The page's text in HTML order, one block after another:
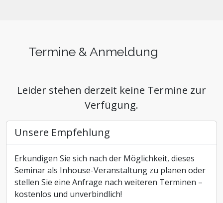
Termine & Anmeldung
Leider stehen derzeit keine Termine zur
Verfügung.
Unsere Empfehlung
Erkundigen Sie sich nach der Möglichkeit, dieses
Seminar als Inhouse-Veranstaltung zu planen oder
stellen Sie eine Anfrage nach weiteren Terminen –
kostenlos und unverbindlich!